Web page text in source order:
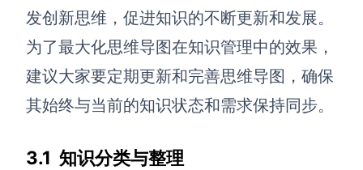
发创新思维，促进知识的不断更新和发展。
为了最大化思维导图在知识管理中的效果，
建议大家要定期更新和完善思维导图，确保
其始终与当前的知识状态和需求保持同步。
3.1 知识分类与整理